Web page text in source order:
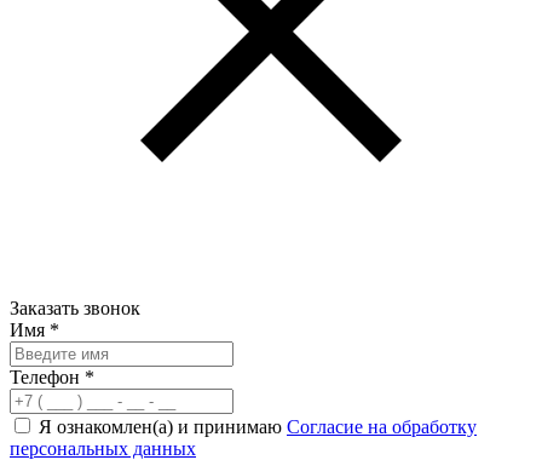
Заказать звонок
Имя *
Телефон *
Я ознакомлен(а) и принимаю Согласие на обработку
персональных данных